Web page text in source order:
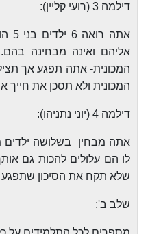
דילמה 3 (רועי קליין):
אליהם ואינה מבחינה
המכונית ולא תסכן את חייך אך יתכן ו-6
דילמה 4 (יוני נתניהו):
אתה מבחין
בשלושה
לו הם עלולים להכות גם
שלא תקח את הסיכון
שלב ב':